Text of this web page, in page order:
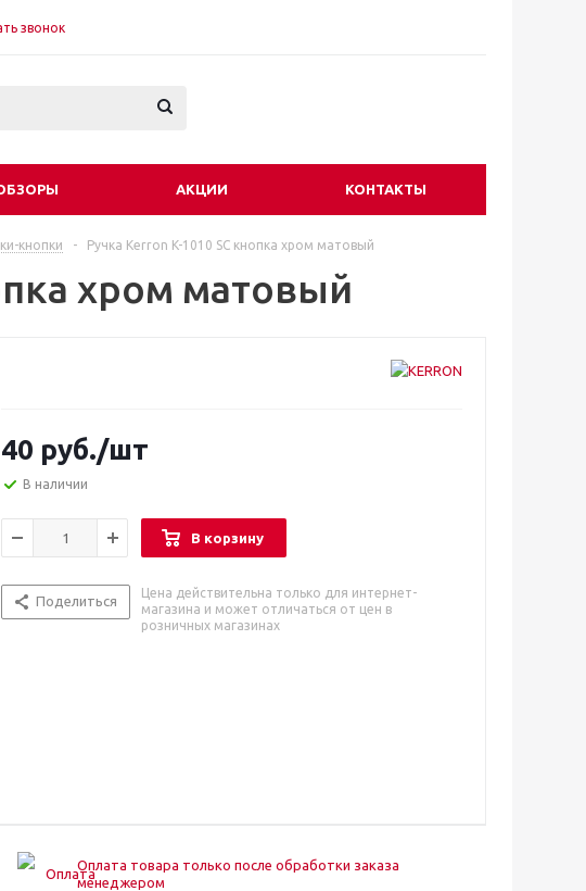
звонок
АКЦИИ КОНТАКТЫ
кнопки - Ручка Kerron K-1010 SC кнопка хром матовый
хром матовый
40 руб./шт
В наличии
В корзину
Поделиться
Цена действительна только для интернет-
магазина и может отличаться от цен в
розничных магазинах
Оплата товара только после обработки заказа
менеджером